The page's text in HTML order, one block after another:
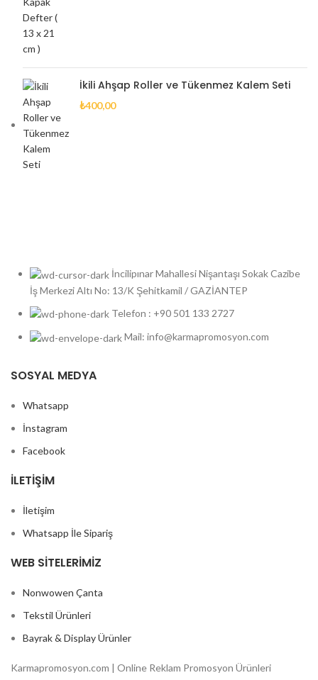
İkili Ahşap Roller ve Tükenmez Kalem Seti
₺400,00
İncilipınar Mahallesi Nişantaşı Sokak Cazibe
İş Merkezi Altı No: 13/K Şehitkamil / GAZİANTEP
Telefon : +90 501 133 2727
Mail: info@karmapromosyon.com
SOSYAL MEDYA
Whatsapp
İnstagram
Facebook
İLETIŞIM
İletişim
Whatsapp İle Sipariş
WEB SITELERIMIZ
Nonwowen Çanta
Tekstil Ürünleri
Bayrak & Display Ürünler
Karmapromosyon.com | Online Reklam Promosyon Ürünleri